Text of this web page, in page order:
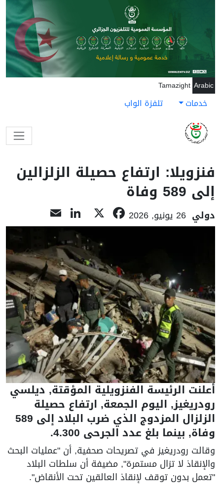
تجاوز إلى المحتوى الرئيسي
Arabic
Tamazight
خدمات تلفزة الواب
فنزويلا: ارتفاع حصيلة الزلزالين
إلى 589 وفاة
دولي 26 يونيو, 2026 Facebook
LinkedIn
أعلنت الرئيسة الفنزويلية المؤقتة, ديلسي
رودريغيز, اليوم الجمعة, ارتفاع حصيلة
الزلزال المزدوج الذي ضرب البلاد إلى 589
وفاة, بينما بلغ عدد الجرحى 4.300.
وقالت رودريغيز في تصريحات صحفية, أن "عمليات البحث
والإنقاذ لا تزال مستمرة", مضيفة أن سلطات البلاد
"تعمل بدون توقف لإنقاذ العالقين تحت الأنقاض".